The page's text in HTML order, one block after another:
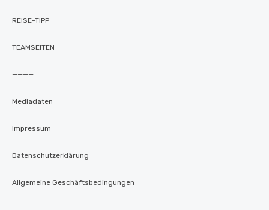
REISE-TIPP
TEAMSEITEN
————
Mediadaten
Impressum
Datenschutzerklärung
Allgemeine Geschäftsbedingungen